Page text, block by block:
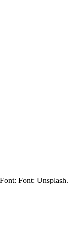
Font: Unsplash.